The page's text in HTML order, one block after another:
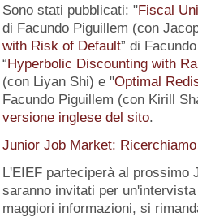
Sono stati pubblicati: "Fiscal
di Facundo Piguillem (con
with Risk of Default” di
“Hyperbolic Discounting with
(con Liyan Shi) e "Optimal
Facundo Piguillem (con Kirill
versione inglese del sito.
Junior Job Market:
L'EIEF parteciperà al prossimo
saranno invitati per
maggiori informazioni, si